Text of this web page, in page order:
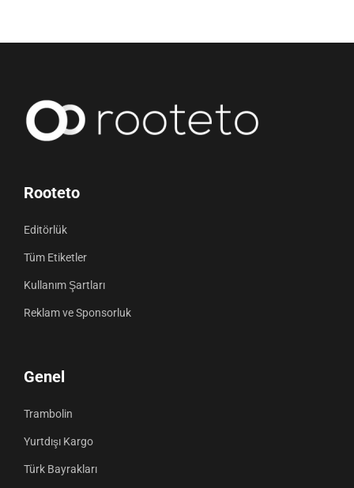
Rooteto
Editörlük
Tüm Etiketler
Kullanım Şartları
Reklam ve Sponsorluk
Genel
Trambolin
Yurtdışı Kargo
Türk Bayrakları